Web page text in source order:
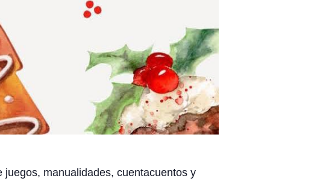
manualidades, cuentacuentos y